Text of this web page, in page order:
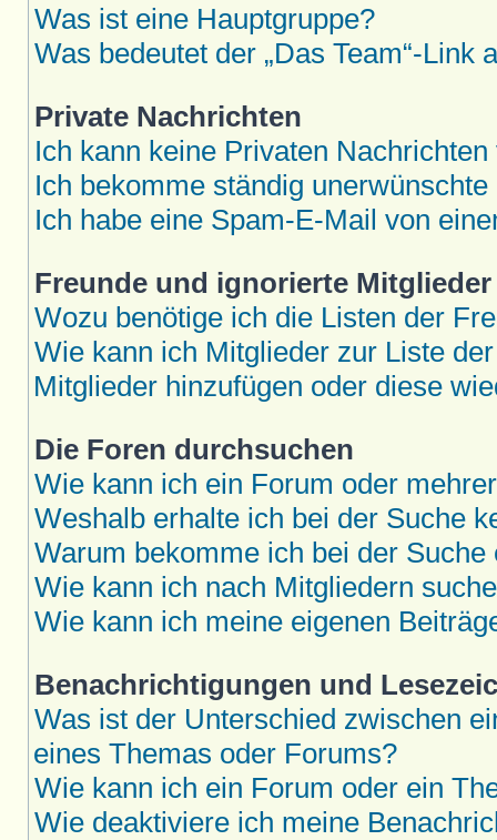
Was ist eine Hauptgruppe?
Was bedeutet der „Das Team“-Link
Private Nachrichten
Ich kann keine Privaten
Ich bekomme ständig
Ich habe eine Spam-E-Mail von
Freunde und ignorierte Mitglieder
Wozu benötige ich die Listen der
Wie kann ich Mitglieder zur Liste
Mitglieder hinzufügen oder diese
Die Foren durchsuchen
Wie kann ich ein Forum oder
Weshalb erhalte ich bei der Suche
Warum bekomme ich bei der Suche
Wie kann ich nach Mitgliedern
Wie kann ich meine eigenen
Benachrichtigungen und
Was ist der Unterschied zwischen
eines Themas oder Forums?
Wie kann ich ein Forum oder ein
Wie deaktiviere ich meine